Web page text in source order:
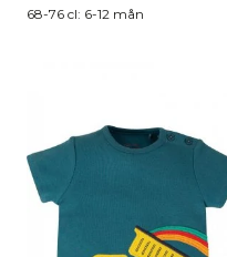
68-76 cl: 6-12 mån